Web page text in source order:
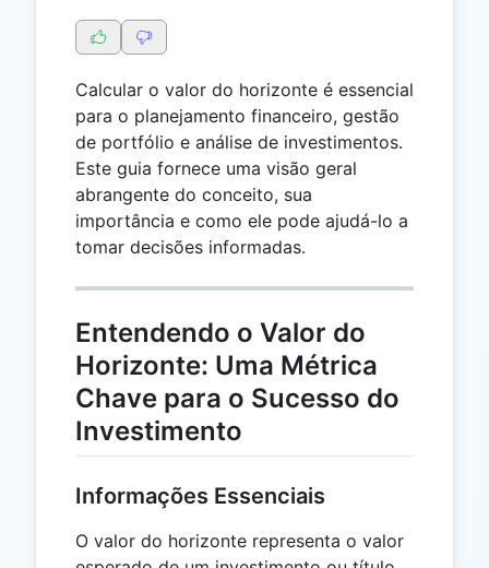
Calcular o valor do horizonte é essencial
para o planejamento financeiro, gestão
de portfólio e análise de investimentos.
Este guia fornece uma visão geral
abrangente do conceito, sua
importância e como ele pode ajudá-lo a
tomar decisões informadas.
Entendendo o Valor do
Horizonte: Uma Métrica
Chave para o Sucesso do
Investimento
Informações Essenciais
O valor do horizonte representa o valor